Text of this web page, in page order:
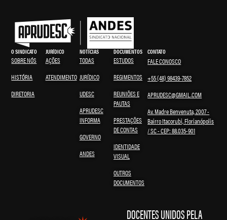
O SINDICATO
SOBRE NÓS
HISTÓRIA
DIRETORIA
JURÍDICO
AÇÕES
ATENDIMENTO
NOTÍCIAS
TODAS
JURÍDICO
UDESC
APRUDESC
INFORMA
GOVERNO
ANDES
DOCUMENTOS
ESTUDOS
REGIMENTOS
REUNIÕES E
PAUTAS
PRESTAÇÕES
DE CONTAS
IDENTIDADE
VISUAL
OUTROS
DOCUMENTOS
CONTATO
FALE CONOSCO
+55 (48) 98439-7852
APRUDESC@GMAIL.COM
Av. Madre Benvenuta, 2007 -
Bairro Itacorubi, Florianópolis
/ SC - CEP: 88.035-901
DOCENTES UNIDOS PELA